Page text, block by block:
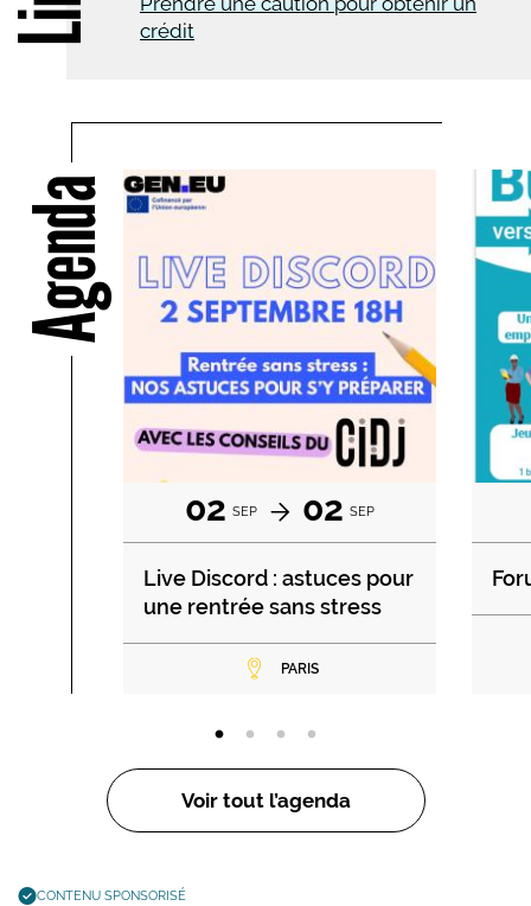
crédit
Agenda
02 SEP 02 SEP
Live Discord : astuces pour
une rentrée sans stress
PARIS
Voir tout l’agenda
CONTENU SPONSORISÉ